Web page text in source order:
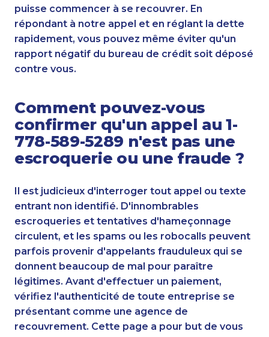
puisse commencer à se recouvrer. En
répondant à notre appel et en réglant la dette
rapidement, vous pouvez même éviter qu'un
rapport négatif du bureau de crédit soit déposé
contre vous.
Comment pouvez-vous
confirmer qu'un appel au 1-
778-589-5289 n'est pas une
escroquerie ou une fraude ?
Il est judicieux d'interroger tout appel ou texte
entrant non identifié. D'innombrables
escroqueries et tentatives d'hameçonnage
circulent, et les spams ou les robocalls peuvent
parfois provenir d'appelants frauduleux qui se
donnent beaucoup de mal pour paraître
légitimes. Avant d'effectuer un paiement,
vérifiez l'authenticité de toute entreprise se
présentant comme une agence de
recouvrement. Cette page a pour but de vous